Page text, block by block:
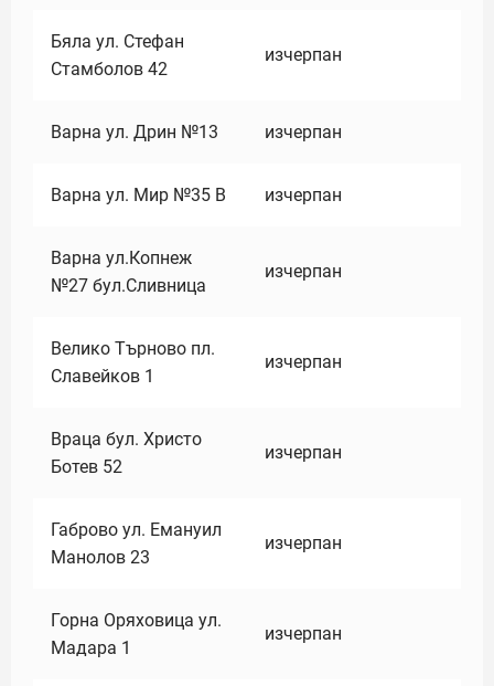
Бяла ул. Стефан
Стамболов 42
изчерпан
Варна ул. Дрин №13 изчерпан
Варна ул. Мир №35 В изчерпан
Варна ул.Копнеж
№27 бул.Сливница
изчерпан
Велико Търново пл.
Славейков 1
изчерпан
Враца бул. Христо
Ботев 52
изчерпан
Габрово ул. Емануил
Манолов 23
изчерпан
Горна Оряховица ул.
Мадара 1
изчерпан